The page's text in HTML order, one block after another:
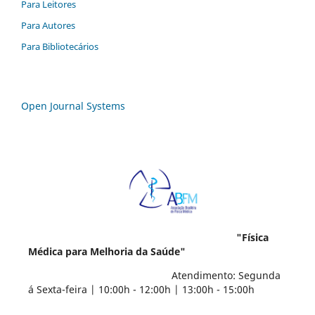
Para Leitores
Para Autores
Para Bibliotecários
Open Journal Systems
"Física
Médica para Melhoria da Saúde"
Atendimento: Segunda
á Sexta-feira | 10:00h - 12:00h | 13:00h - 15:00h